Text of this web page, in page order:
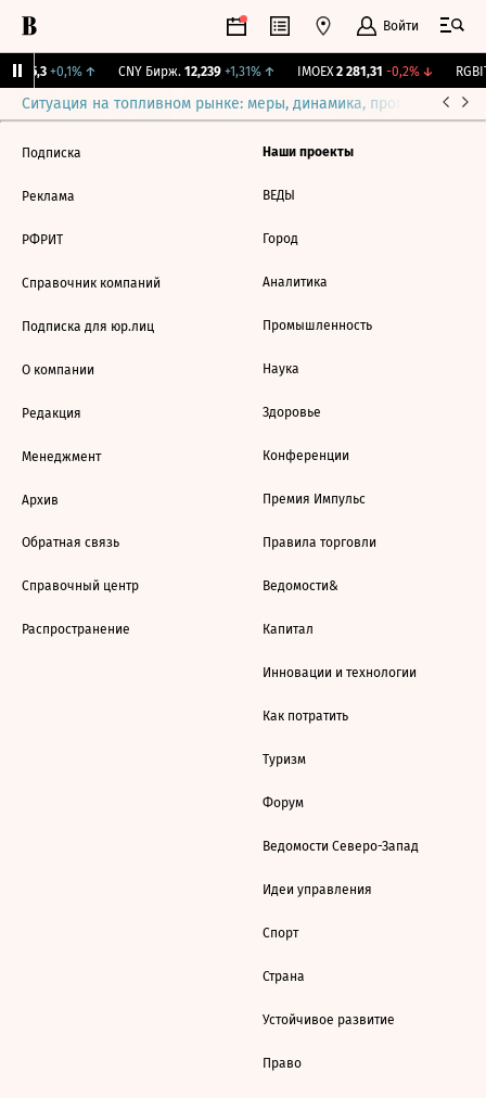
Войти
115,3 +0,1%↑ CNY Бирж. 12,239 +1,31%↑ IMOEX 2 281,31 -0,2%↓
Ситуация на топливном рынке: меры, динамика, прогнозы
Подписка
Реклама
РФРИТ
Справочник компаний
Подписка для юр.лиц
О компании
Редакция
Менеджмент
Архив
Обратная связь
Справочный центр
Распространение
Наши проекты
ВЕДЫ
Город
Аналитика
Промышленность
Наука
Здоровье
Конференции
Премия Импульс
Правила торговли
Ведомости&
Капитал
Инновации и технологии
Как потратить
Туризм
Форум
Ведомости Северо-Запад
Идеи управления
Спорт
Страна
Устойчивое развитие
Право